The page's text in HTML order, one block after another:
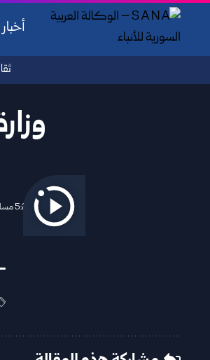
2025/10/13 5:22 مساءً